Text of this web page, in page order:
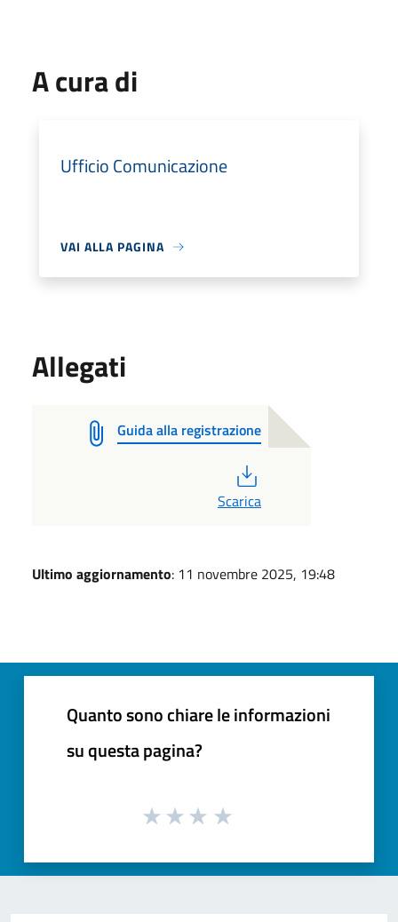
A cura di
Ufficio Comunicazione
VAI ALLA PAGINA
Allegati
Guida alla registrazione
Scarica
Ultimo aggiornamento: 11 novembre 2025, 19:48
Quanto sono chiare le informazioni
su questa pagina?